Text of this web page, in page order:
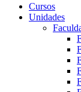
Cursos
Unidades